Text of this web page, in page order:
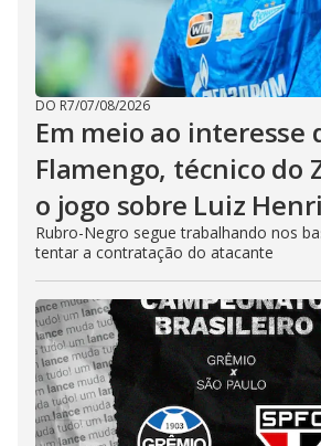
DO R7/07/08/2026
Em meio ao interesse
Flamengo, técnico do
o jogo sobre Luiz
Rubro-Negro segue trabalhando nos
tentar a contratação do atacante